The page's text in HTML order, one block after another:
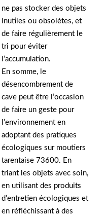
ne pas stocker des objets
inutiles ou obsolètes, et
de faire régulièrement le
tri pour éviter
l’accumulation.
En somme, le
désencombrement de
cave peut être l’occasion
de faire un geste pour
l’environnement en
adoptant des pratiques
écologiques sur moutiers
tarentaise 73600. En
triant les objets avec soin,
en utilisant des produits
d’entretien écologiques et
en réfléchissant à des